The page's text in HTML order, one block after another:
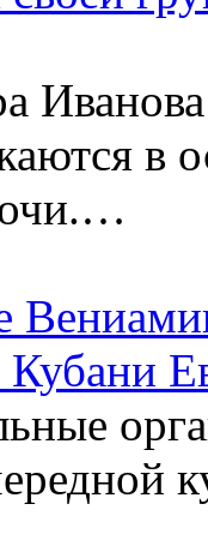
в
Кубани